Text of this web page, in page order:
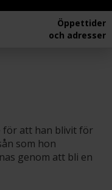
Öppettider
och adresser
för att han blivit för
som hon
genom att bli en